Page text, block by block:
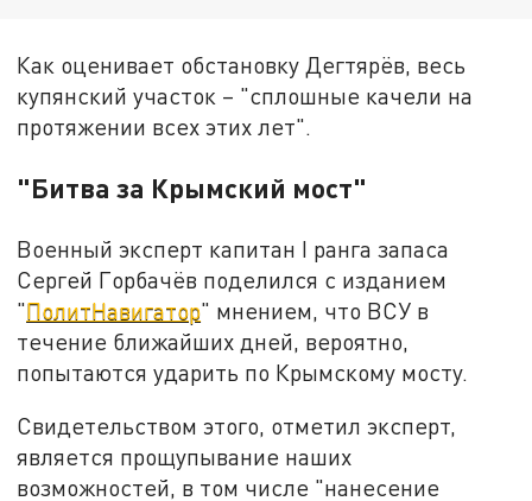
Как оценивает обстановку Дегтярёв, весь
купянский участок – "сплошные качели на
протяжении всех этих лет".
"Битва за Крымский мост"
Военный эксперт капитан I ранга запаса
Сергей Горбачёв поделился с изданием
"ПолитНавигатор" мнением, что ВСУ в
течение ближайших дней, вероятно,
попытаются ударить по Крымскому мосту.
Свидетельством этого, отметил эксперт,
является прощупывание наших
возможностей, в том числе "нанесение